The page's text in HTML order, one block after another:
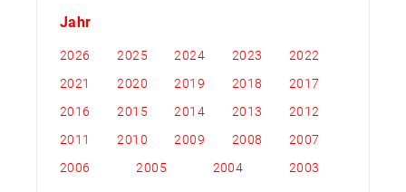
Jahr
2026 2025 2024 2023
2022
2021
2020 2019 2018
2017
2016
2015 2014 2013
2012
2011
2010 2009 2008
2007
2006
2005 2004 2003